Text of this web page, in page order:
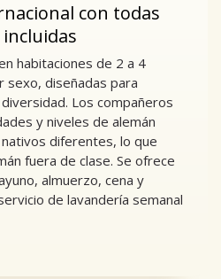
con todas
habitaciones de 2 a 4
sexo, diseñadas para
Los compañeros
y niveles de alemán
diferentes, lo que
fuera de clase. Se ofrece
almuerzo, cena y
de lavandería semanal